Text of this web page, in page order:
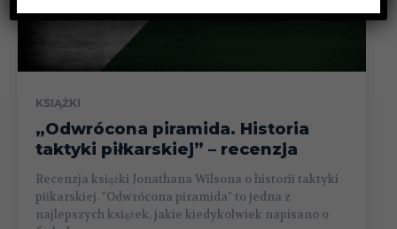
KSIĄŻKI
„Odwrócona piramida. Historia
taktyki piłkarskiej” – recenzja
Recenzja książki Jonathana Wilsona o historii taktyki
piłkarskiej. "Odwrócona piramida" to jedna z
najlepszych książek, jakie kiedykolwiek napisano o